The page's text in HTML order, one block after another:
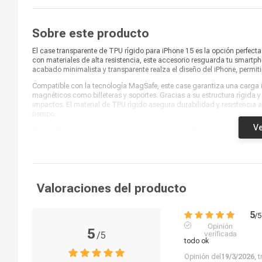
Sobre este producto
El case transparente de TPU rígido para iPhone 15 es la opción
con materiales de alta resistencia, este accesorio resguarda tu
acabado minimalista y transparente realza el diseño del iPhone,
Compatible con la tecnología MagSafe, este case garantiza una
magnéticos como billeteras y soportes. Gracias a su estructura rígida
impactos. El material de TPU rígido asegura durabilidad y resistencia
Su diseño inteligente incluye un relieve en la parte frontal que protege
en la sección de cámaras para resguardar las lentes contra golpes o
Valoraciones del producto
5/5
5/5
Opinión
verificada
todo ok
Opinión del 19/3/2026,